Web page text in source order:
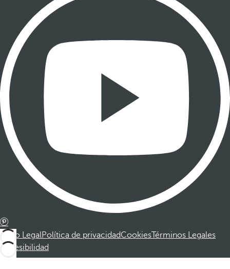
Aviso LegalPolítica de privacidadCookiesTérminos Legales
Accesibilidad